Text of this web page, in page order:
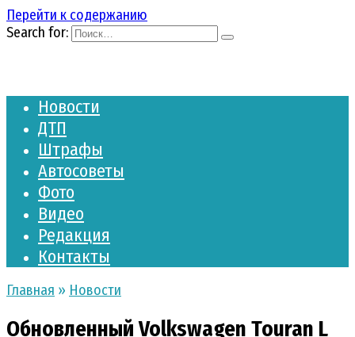
Перейти к содержанию
Search for:
Новости
ДТП
Штрафы
Автосоветы
Фото
Видео
Редакция
Контакты
Главная » Новости
Обновленный Volkswagen Touran L